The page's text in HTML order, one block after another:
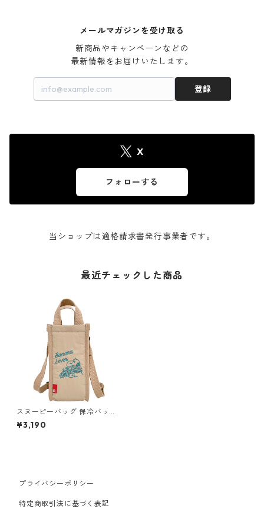
メールマガジンを受け取る
新商品やキャンペーンなどの
最新情報をお届けいたします。
登録
X
フォローする
当ショップは適格請求書発行事業者です。
最近チェックした商品
スヌーピーバッグ 保冷バッグ
ボトルホルダー ROOTOTE Th
ermo-Keeper 8606 IP.サーモ
¥3,190
プライバシーポリシー
特定商取引法に基づく表記